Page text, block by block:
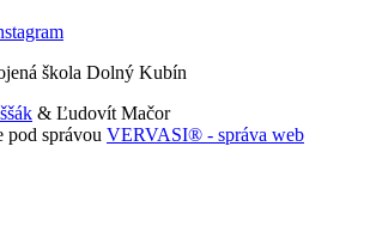
škola Dolný Kubín
& Ľudovít Mačor
pod správou VERVASI® - správa web